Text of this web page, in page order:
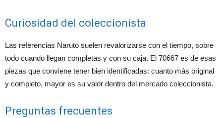
Curiosidad del coleccionista
Las referencias Naruto suelen revalorizarse con el tiempo, sobre
todo cuando llegan completas y con su caja. El 70667 es de esas
piezas que conviene tener bien identificadas: cuanto más original
y completo, mayor es su valor dentro del mercado coleccionista.
Preguntas frecuentes